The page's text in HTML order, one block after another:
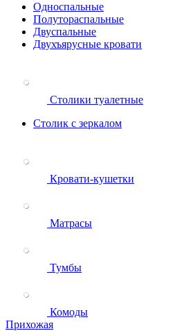
Односпальные
Полутораспальные
Двуспальные
Двухъярусные кровати
Столики туалетные
Столик с зеркалом
Кровати-кушетки
Матрасы
Тумбы
Комоды
Прихожая